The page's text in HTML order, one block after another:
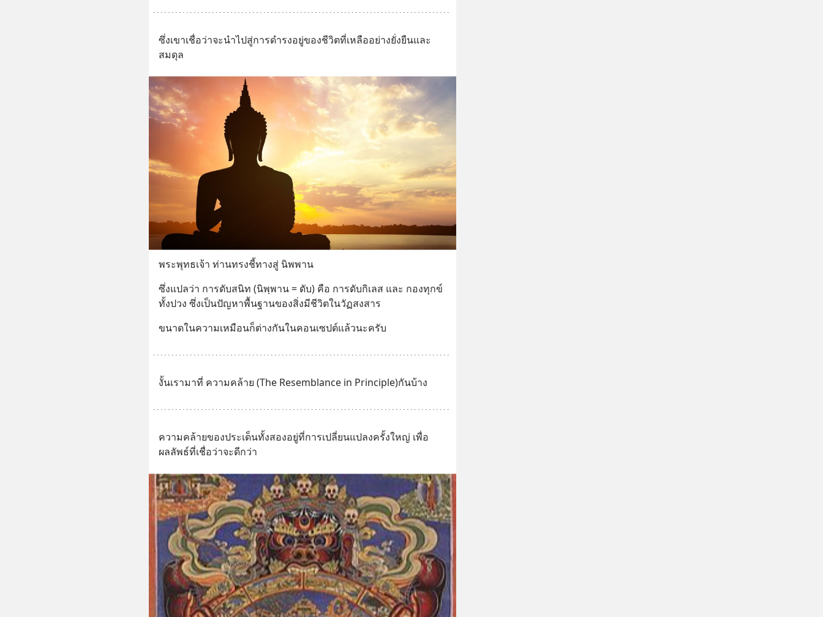
ซึ่งเขาเชื่อว่าจะนำไปสู่การดำรงอยู่ของชีวิตที่เหลืออย่างยั่งยืนและ
สมดุล
พระพุทธเจ้า ท่านทรงชี้ทางสู่ นิพพาน
ซึ่งแปลว่า การดับสนิท (นิพฺพาน = ดับ) คือ การดับกิเลส และ กองทุกข์
ทั้งปวง ซึ่งเป็นปัญหาพื้นฐานของสิ่งมีชีวิตในวัฏสงสาร
ขนาดในความเหมือนก็ต่างกันในคอนเซปต์แล้วนะครับ
งั้นเรามาที่ ความคล้าย (The Resemblance in Principle)กันบ้าง
ความคล้ายของประเด็นทั้งสองอยู่ที่การเปลี่ยนแปลงครั้งใหญ่ เพื่อ
ผลลัพธ์ที่เชื่อว่าจะดีกว่า